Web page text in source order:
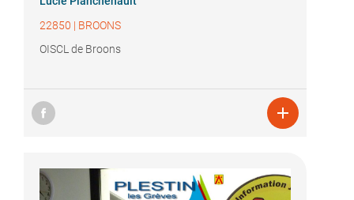
22850 | BROONS
OISCL de Broons
